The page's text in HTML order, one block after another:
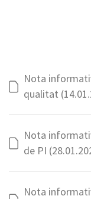
Nota
qualitat
Nota
de PI
Nota